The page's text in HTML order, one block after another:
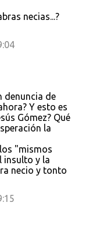
necias...?
denuncia de
Y esto es
Gómez? Qué
la
"mismos
insulto y la
necio y tonto